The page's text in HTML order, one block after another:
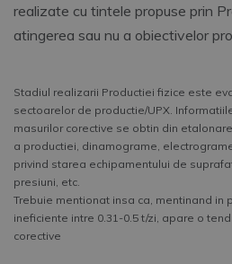
realizate cu tintele propuse prin
atingerea sau nu a obiectivelor
Stadiul realizarii Productiei fizice este
sectoarelor de productie/UPX.
masurilor corective se obtin din
a productiei, dinamograme,
privind starea echipamentului de
presiuni, etc.
Trebuie mentionat insa ca, mentinand in
ineficiente intre 0.31-0.5 t/zi, apare o
corective